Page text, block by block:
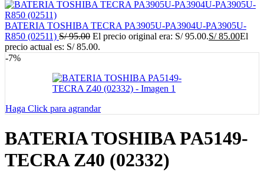
BATERIA TOSHIBA TECRA PA3905U-PA3904U-PA3905U-
R850 (02511) S/95.00 El precio original era: S/ 95.00.S/85.00El
precio actual es: S/ 85.00.
-7%
Haga Click para agrandar
BATERIA TOSHIBA PA5149-
TECRA Z40 (02332)